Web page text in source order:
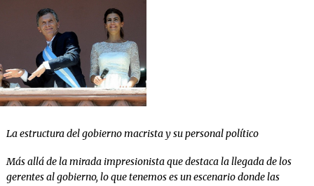
La estructura del gobierno macrista y su personal político
Más allá de la mirada impresionista que destaca la llegada de los
gerentes al gobierno, lo que tenemos es un escenario donde las